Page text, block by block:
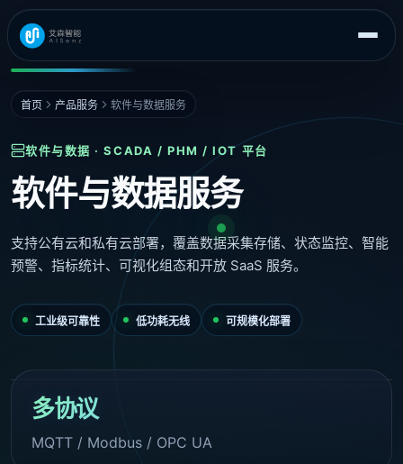
首页 产品服务 软件与数据服务
软件与数据 · SCADA / PHM / IOT 平台
软件与数据服务
支持公有云和私有云部署，覆盖数据采集存储、状态监控、智能
预警、指标统计、可视化组态和开放 SaaS 服务。
工业级可靠性 低功耗无线 可规模化部署
多协议
MQTT / Modbus / OPC UA